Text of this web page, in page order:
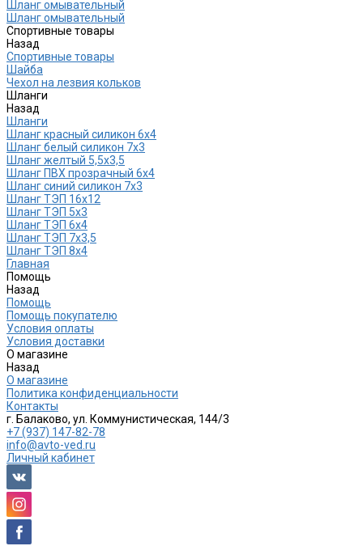
Шланг омывательный
Шланг омывательный
Спортивные товары
Назад
Спортивные товары
Шайба
Чехол на лезвия кольков
Шланги
Назад
Шланги
Шланг красный силикон 6х4
Шланг белый силикон 7х3
Шланг желтый 5,5х3,5
Шланг ПВХ прозрачный 6х4
Шланг синий силикон 7х3
Шланг ТЭП 16х12
Шланг ТЭП 5х3
Шланг ТЭП 6х4
Шланг ТЭП 7х3,5
Шланг ТЭП 8х4
Главная
Помощь
Назад
Помощь
Помощь покупателю
Условия оплаты
Условия доставки
О магазине
Назад
О магазине
Политика конфиденциальности
Контакты
г. Балаково, ул. Коммунистическая, 144/3
+7 (937) 147-82-78
info@avto-ved.ru
Личный кабинет